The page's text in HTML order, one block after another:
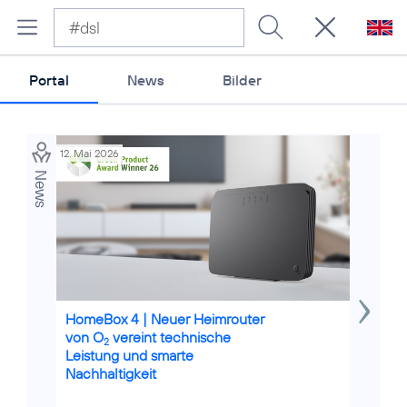
Portal News Bilder
News
12. Mai 2026
HomeBox 4 | Neuer Heimrouter
von O2 vereint technische
Leistung und smarte
Nachhaltigkeit
Credits: